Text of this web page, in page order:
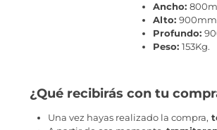
Ancho:
Alto: 900mm
Profundo:
Peso: 153Kg.
¿Qué recibirás con tu
Una vez hayas realizado la compra,